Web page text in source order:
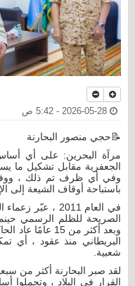
📝حجي منصور البحارنة
مرآة البحرين: على أي
الجعفرية مقابل تشكيل ما
وفي أي ظرف تم ذلك ،
باستباحة أوقاف الشيعة إلى
في العام 2011 ،
الصريحة للظلم الرسمي
وبعد أكثر من 15
البريطاني منذ عقود ، أي
شعبية.
لقد صبر البحارنة أكثر من
القرار في البلاد ، وتحملوا